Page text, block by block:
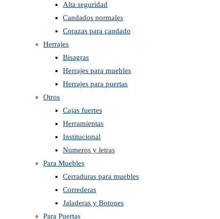
Alta seguridad
Candados normales
Corazas para candado
Herrajes
Bisagras
Herrajes para muebles
Herrajes para puertas
Otros
Cajas fuertes
Herramientas
Institucional
Numeros y letras
Para Muebles
Cerraduras para muebles
Correderas
Jaladeras y Botones
Para Puertas